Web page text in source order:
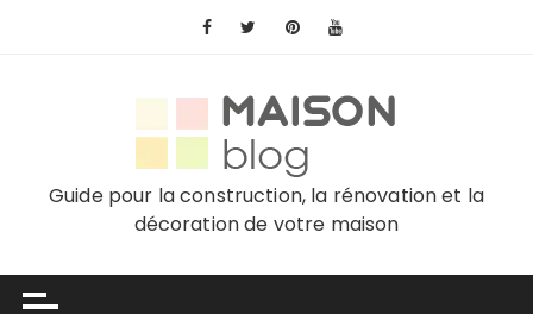
Guide pour la construction, la rénovation et la
décoration de votre maison